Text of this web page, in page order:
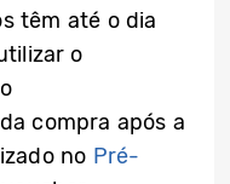
têm até o dia
o
compra após a
no Pré-